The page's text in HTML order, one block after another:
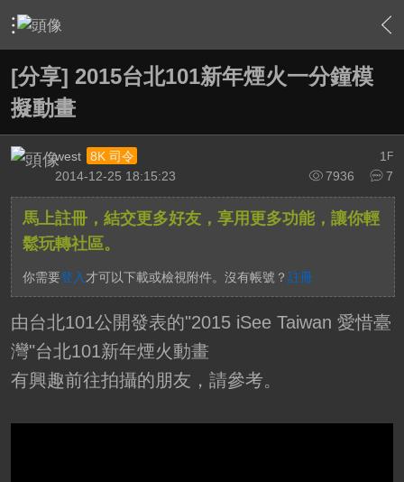
› 影片創作區 › 影片創作綜合討論 › 內容
[分享] 2015台北101新年煙火一分鐘模
擬動畫
1 F
west
8K 司令
7936
7
2014-12-25 18:15:23
馬上註冊，結交更多好友，享用更多功能，讓你輕
鬆玩轉社區。
你需要登入 才可以下載或檢視附件。沒有帳號？ 註冊
由台北101公開發表的"2015 iSee Taiwan 愛惜臺
灣"台北101新年煙火動畫
有興趣前往拍攝的朋友，請參考。